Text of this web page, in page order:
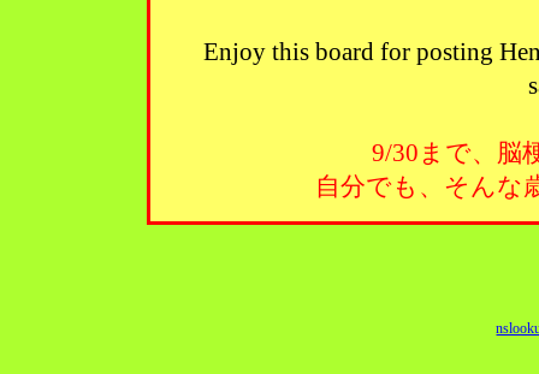
Enjoy this board for posting
9/30まで、脳
自分でも、そんな